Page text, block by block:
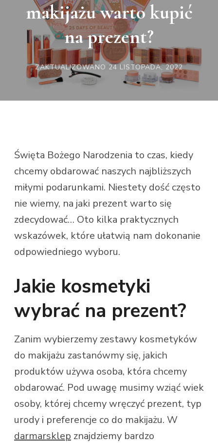
makijażu warto kupić
na prezent?
ZAKTUALIZOWANO 24 LISTOPADA, 2022
Święta Bożego Narodzenia to czas, kiedy
chcemy obdarować naszych najbliższych
miłymi podarunkami. Niestety dość często
nie wiemy, na jaki prezent warto się
zdecydować… Oto kilka praktycznych
wskazówek, które ułatwią nam dokonanie
odpowiedniego wyboru.
Jakie kosmetyki
wybrać na prezent?
Zanim wybierzemy zestawy kosmetyków
do makijażu zastanówmy się, jakich
produktów używa osoba, która chcemy
obdarować. Pod uwagę musimy wziąć wiek
osoby, której chcemy wręczyć prezent, typ
urody i preferencje co do makijażu. W
darmarsklep znajdziemy bardzo